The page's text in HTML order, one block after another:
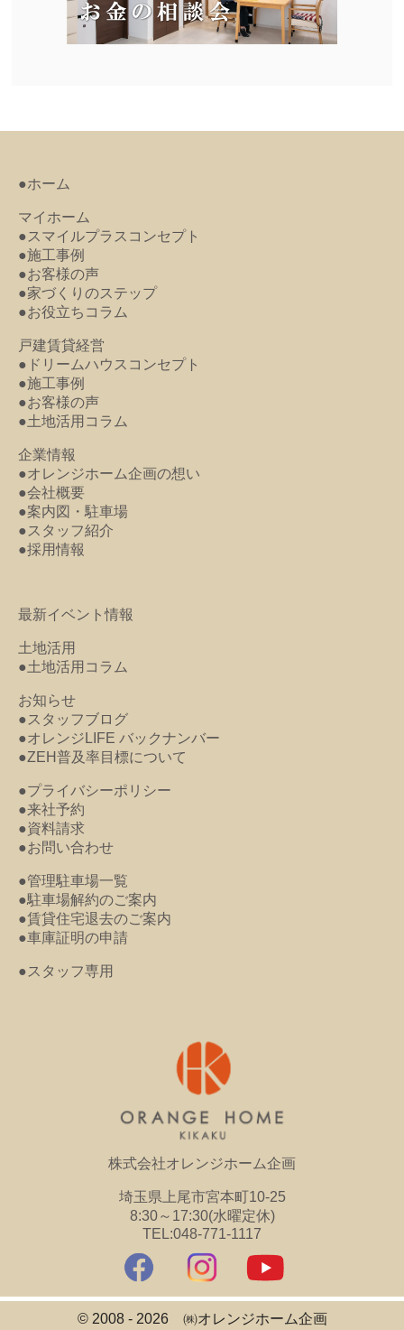
●ホーム
マイホーム
●スマイルプラスコンセプト
●施工事例
●お客様の声
●家づくりのステップ
●お役立ちコラム
戸建賃貸経営
●ドリームハウスコンセプト
●施工事例
●お客様の声
●土地活用コラム
企業情報
●オレンジホーム企画の想い
●会社概要
●案内図・駐車場
●スタッフ紹介
●採用情報
最新イベント情報
土地活用
●土地活用コラム
お知らせ
●スタッフブログ
●オレンジLIFE バックナンバー
●ZEH普及率目標について
●プライバシーポリシー
●来社予約
●資料請求
●お問い合わせ
●管理駐車場一覧
●駐車場解約のご案内
●賃貸住宅退去のご案内
●車庫証明の申請
●スタッフ専用
株式会社オレンジホーム企画
埼玉県上尾市宮本町10-25
8:30～17:30(水曜定休)
TEL:048-771-1117
© 2008 - 2026 ㈱オレンジホーム企画